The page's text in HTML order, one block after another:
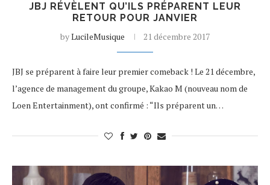
JBJ RÉVÈLENT QU’ILS PRÉPARENT LEUR
RETOUR POUR JANVIER
byLucileMusique 21 décembre 2017
JBJ se préparent à faire leur premier comeback ! Le 21 décembre,
l’agence de management du groupe, Kakao M (nouveau nom de
Loen Entertainment), ont confirmé : “Ils préparent un…